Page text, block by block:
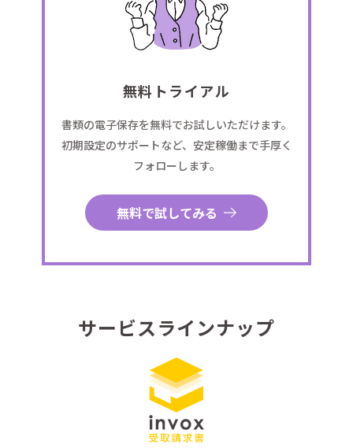
無料トライアル
書類の電子保存を無料でお試しいただけます。
初期設定のサポートなど、安定稼働まで手厚く
フォローします。
無料で試してみる
サービスラインナップ